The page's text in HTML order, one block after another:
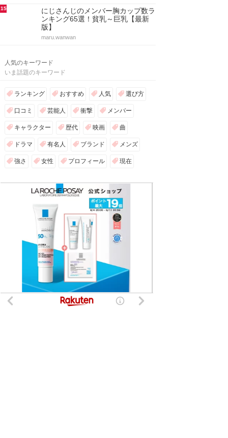
15
にじさんじのメンバー胸カップ数ラ
ンキング65選！貧乳～巨乳【最新
版】
maru.wanwan
人気のキーワード
いま話題のキーワード
ランキング おすすめ 人気 選び方
口コミ 芸能人 衝撃 メンバー
キャラクター 歴代 映画 曲
ドラマ 有名人 ブランド メンズ
強さ 女性 プロフィール 現在